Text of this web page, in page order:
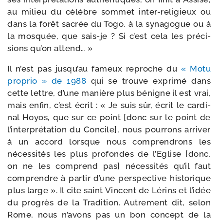
au milieu du célèbre som­met inter-​religieux ou
dans la forêt sacrée du Togo, à la syna­gogue ou à
la mos­quée, que sais-​je ? Si c’est cela les pré­ci­
sions qu’on attend… »
Il n’est pas jus­qu’au fameux reproche du « Motu
pro­prio » de 1988 qui se trouve expri­mé dans
cette lettre, d’une manière plus bénigne il est vrai,
mais enfin, c’est écrit : « Je suis sûr, écrit le car­di­
nal Hoyos, que sur ce point [donc sur le point de
l’in­ter­pré­ta­tion du Concile], nous pour­rons arri­ver
à un accord lorsque nous com­pren­drons les
néces­si­tés les plus pro­fondes de l’Eglise [donc,
on ne les com­prend pas] néces­si­tés qu’il faut
com­prendre à par­tir d’une pers­pec­tive his­to­rique
plus large ». Il cite saint Vincent de Lérins et l’i­dée
du pro­grès de la Tradition. Autrement dit, selon
Rome, nous n’a­vons pas un bon concept de la